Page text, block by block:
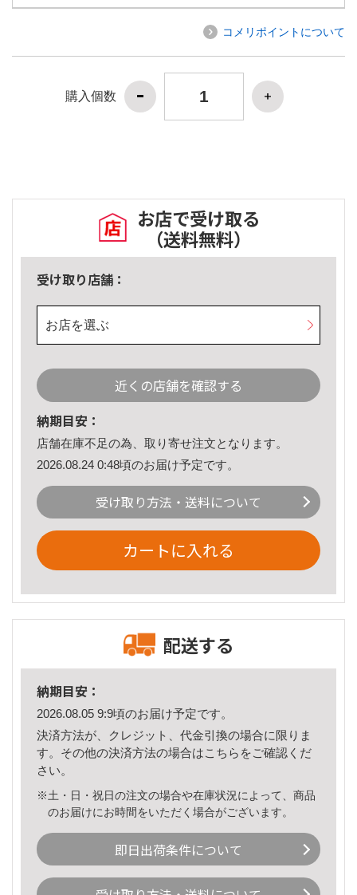
コメリポイントについて
購入個数
お店で受け取る
（送料無料）
受け取り店舗：
お店を選ぶ
近くの店舗を確認する
納期目安：
店舗在庫不足の為、取り寄せ注文となります。
2026.08.24 0:48頃のお届け予定です。
受け取り方法・送料について
カートに入れる
配送する
納期目安：
2026.08.05 9:9頃のお届け予定です。
決済方法が、クレジット、代金引換の場合に限りま
す。その他の決済方法の場合はこちら をご確認くだ
さい。
※土・日・祝日の注文の場合や在庫状況によって、商品
のお届けにお時間をいただく場合がございます。
即日出荷条件について